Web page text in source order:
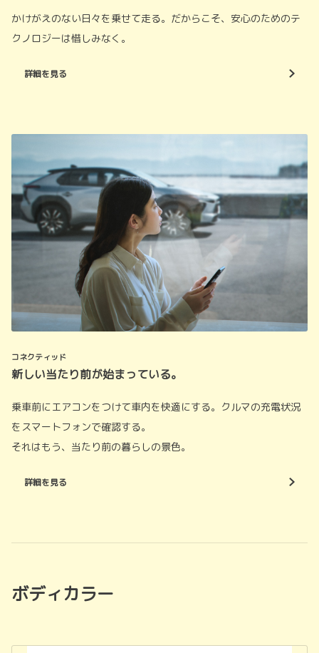
かけがえのない日々を乗せて走る。だからこそ、安心のためのテ
クノロジーは惜しみなく。
詳細を見る
コネクティッド
新しい当たり前が始まっている。
乗車前にエアコンをつけて車内を快適にする。クルマの充電状況
をスマートフォンで確認する。
それはもう、当たり前の暮らしの景色。
詳細を見る
ボディカラー